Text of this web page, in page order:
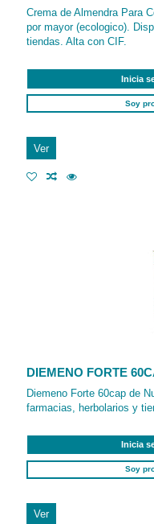
Crema de Almendra Para
por mayor (ecologico).
tiendas. Alta con CIF.
Inicia
Soy
Ver
DIEMENO FORTE
Diemeno Forte 60cap de
farmacias, herbolarios y
Inicia
Soy
Ver